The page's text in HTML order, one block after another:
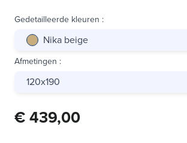
Gedetailleerde kleuren :
Nika beige
Afmetingen :
120x190
€ 439,00